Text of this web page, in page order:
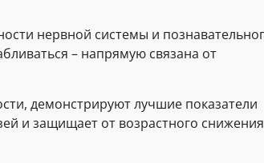
нервной системы и
– напрямую связана от
демонстрируют лучшие показатели
и защищает от возрастного снижения